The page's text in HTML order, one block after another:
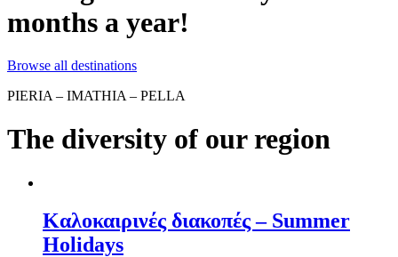
months a year!
Browse all destinations
PIERIA – IMATHIA – PELLA
The diversity of our region
Καλοκαιρινές διακοπές – Summer
Holidays